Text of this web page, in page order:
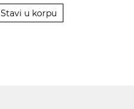
Stavi u korpu